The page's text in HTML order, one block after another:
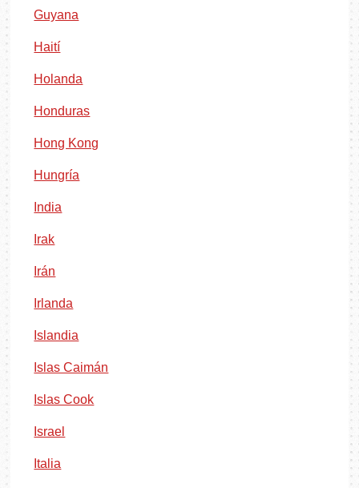
Guyana
Haití
Holanda
Honduras
Hong Kong
Hungría
India
Irak
Irán
Irlanda
Islandia
Islas Caimán
Islas Cook
Israel
Italia